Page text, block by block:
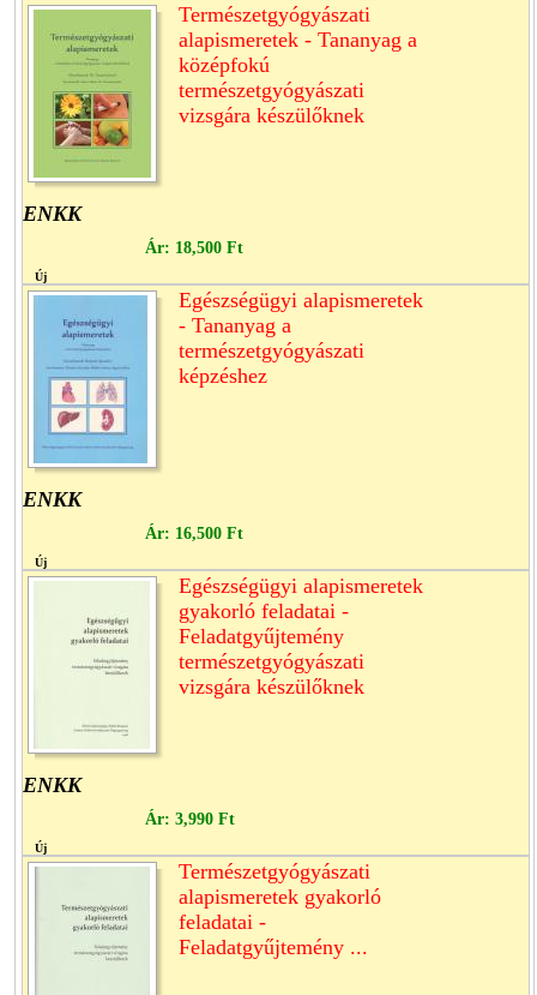
Természetgyógyászati
alapismeretek - Tananyag a
középfokú
természetgyógyászati
vizsgára készülőknek
ENKK
Ár: 18,500 Ft
Új
Egészségügyi alapismeretek
- Tananyag a
természetgyógyászati
képzéshez
ENKK
Ár: 16,500 Ft
Új
Egészségügyi alapismeretek
gyakorló feladatai -
Feladatgyűjtemény
természetgyógyászati
vizsgára készülőknek
ENKK
Ár: 3,990 Ft
Új
Természetgyógyászati
alapismeretek gyakorló
feladatai -
Feladatgyűjtemény ...